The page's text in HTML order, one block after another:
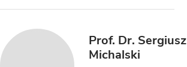
Prof. Dr. Sergiusz
Michalski